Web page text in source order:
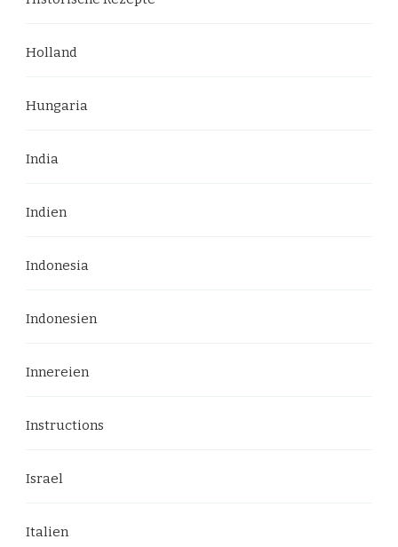
Holland
Hungaria
India
Indien
Indonesia
Indonesien
Innereien
Instructions
Israel
Italien